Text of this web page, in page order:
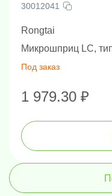
30012041
Rongtai
Микрошприц LC,
Под заказ
1 979.30 ₽